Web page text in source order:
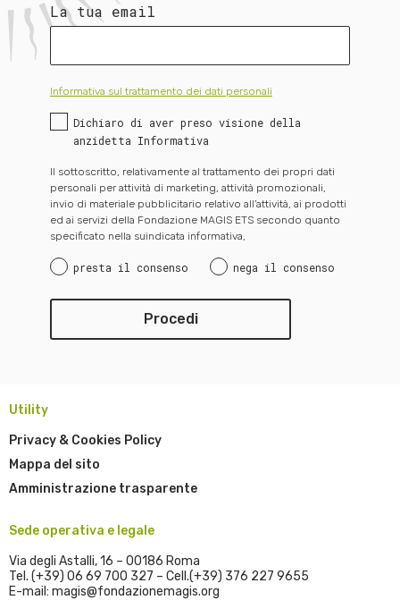
La tua email
Informativa sul trattamento dei dati personali
Dichiaro di aver preso visione della
anzidetta Informativa
Il sottoscritto, relativamente al trattamento dei propri dati
personali per attività di marketing, attività promozionali,
invio di materiale pubblicitario relativo all’attività, ai prodotti
ed ai servizi della Fondazione MAGIS ETS secondo quanto
specificato nella suindicata informativa,
presta il consenso nega il consenso
Utility
Privacy & Cookies Policy
Mappa del sito
Amministrazione trasparente
Sede operativa e legale
Via degli Astalli, 16 – 00186 Roma
Tel. (+39) 06 69 700 327 – Cell.(+39) 376 227 9655
E-mail: magis@fondazionemagis.org